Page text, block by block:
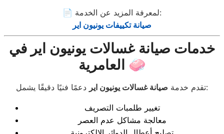
📄 لمعرفة المزيد عن الخدمة:
صيانة تكييفات يونيون اير
خدمات صيانة غسالات يونيون اير في
العامرية 🧼
تقدم خدمة صيانة غسالات يونيون اير دعمًا فنيًا دقيقًا يشمل:
تغيير طلمبات التصريف
معالجة مشاكل عدم العصر